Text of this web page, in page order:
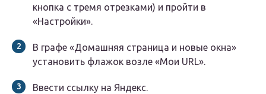
кнопка с тремя отрезками) и пройти в
«Настройки».
В графе «Домашняя страница и новые окна»
установить флажок возле «Мои URL».
Ввести ссылку на Яндекс.